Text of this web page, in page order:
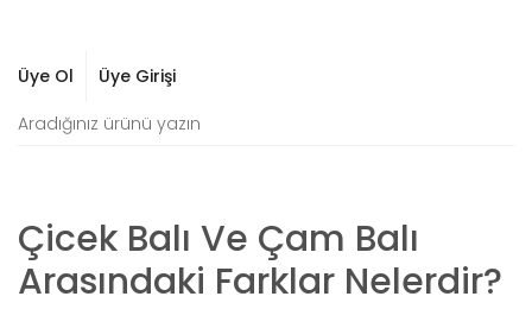
Üye Ol Üye Girişi
Çicek Balı Ve Çam Balı
Arasındaki Farklar Nelerdir?